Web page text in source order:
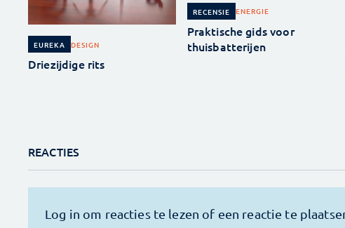
EUREKA DESIGN
Driezijdige rits
RECENSIE ENERGIE
Praktische gids voor
thuisbatterijen
REACTIES